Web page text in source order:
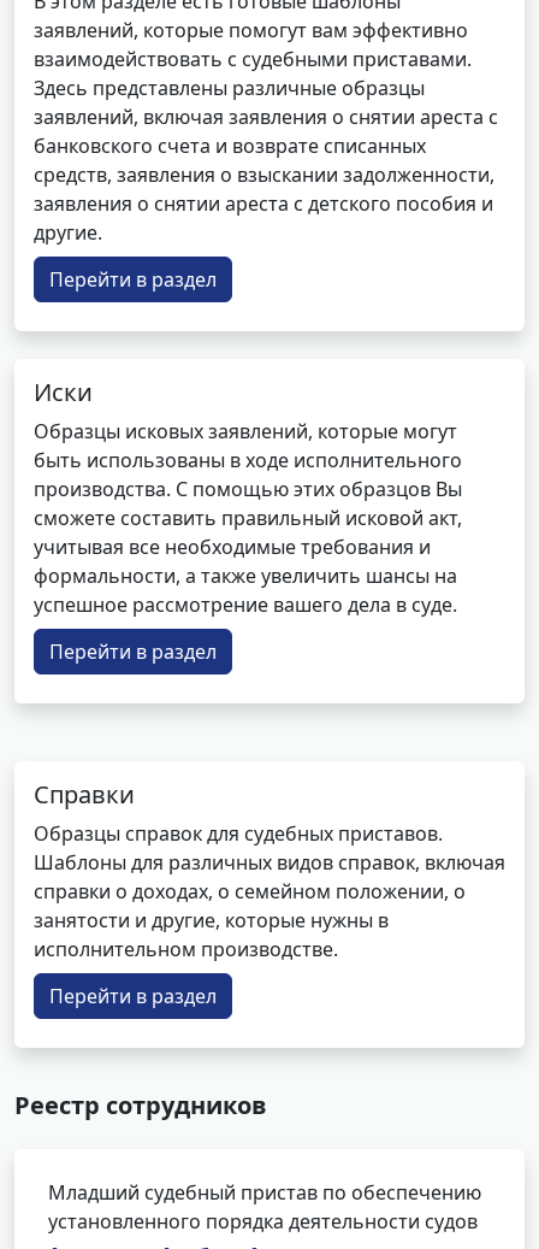
заявлений, которые помогут вам эффективно
взаимодействовать с судебными приставами.
Здесь представлены различные образцы
заявлений, включая заявления о снятии ареста с
банковского счета и возврате списанных
средств, заявления о взыскании задолженности,
заявления о снятии ареста с детского пособия и
другие.
Перейти в раздел
Иски
Образцы исковых заявлений, которые могут
быть использованы в ходе исполнительного
производства. С помощью этих образцов Вы
сможете составить правильный исковой акт,
учитывая все необходимые требования и
формальности, а также увеличить шансы на
успешное рассмотрение вашего дела в суде.
Перейти в раздел
Справки
Образцы справок для судебных приставов.
Шаблоны для различных видов справок, включая
справки о доходах, о семейном положении, о
занятости и другие, которые нужны в
исполнительном производстве.
Перейти в раздел
Реестр сотрудников
Младший судебный пристав по обеспечению
установленного порядка деятельности судов